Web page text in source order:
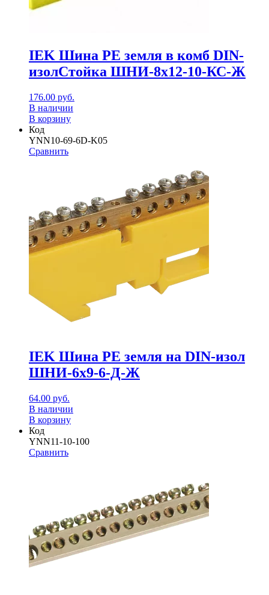
IEK Шина PE земля в комб DIN-
изолСтойка ШНИ-8х12-10-КС-Ж
176.00 руб.
В наличии
В корзину
Код
YNN10-69-6D-K05
Сравнить
IEK Шина PE земля на DIN-изол
ШНИ-6х9-6-Д-Ж
64.00 руб.
В наличии
В корзину
Код
YNN11-10-100
Сравнить